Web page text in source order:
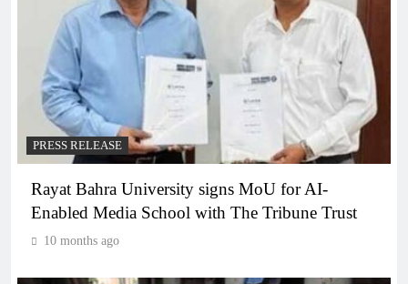
PRESS RELEASE
Rayat Bahra University signs MoU for AI-
Enabled Media School with The Tribune Trust
10 months ago